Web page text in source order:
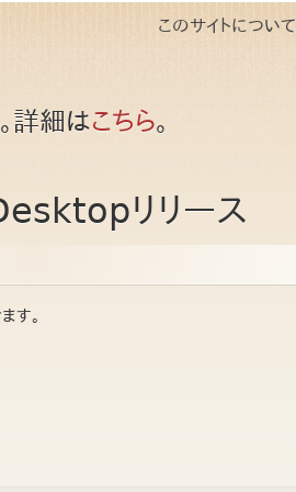
このサイトについて
詳細はこちら。
リリース
す。